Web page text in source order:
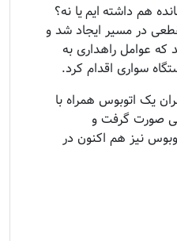
هم داشته ایم یا نه؟
در مسیر ایجاد شد و
که عوامل راهداری به
یک اتوبوس همراه با
صورت گرفت و
نیز هم اکنون در